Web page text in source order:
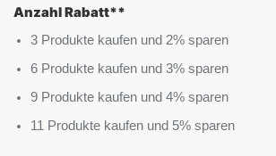
Anzahl Rabatt**
3 Produkte kaufen und 2% sparen
6 Produkte kaufen und 3% sparen
9 Produkte kaufen und 4% sparen
11 Produkte kaufen und 5% sparen